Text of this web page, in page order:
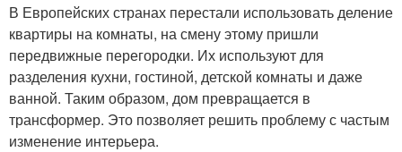
В Европейских странах перестали использовать деление
квартиры на комнаты, на смену этому пришли
передвижные перегородки. Их используют для
разделения кухни, гостиной, детской комнаты и даже
ванной. Таким образом, дом превращается в
трансформер. Это позволяет решить проблему с частым
изменение интерьера.